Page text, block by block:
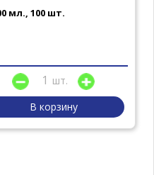
мл., 100 шт.
шт.
В корзину